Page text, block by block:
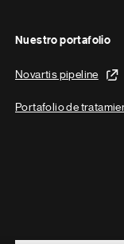
Nuestro portafolio
Novartis pipeline
Portafolio de